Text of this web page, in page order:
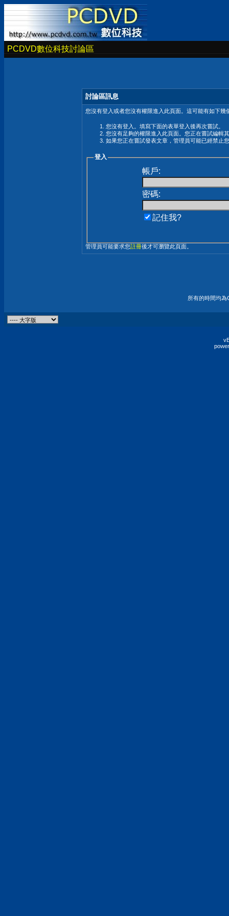
PCDVD數位科技討論區
討論區訊息
您沒有登入或者您沒有權限進入此頁面。這可能有如下幾
您沒有登入。填寫下面的表單登入後再次嘗試。
您沒有足夠的權限進入此頁面。您正在嘗試編輯
如果您正在嘗試發表文章，管理員可能已經禁止
登入
帳戶:
密碼:
記住我?
管理員可能要求您註冊後才可瀏覽此頁面。
所有的時間均為